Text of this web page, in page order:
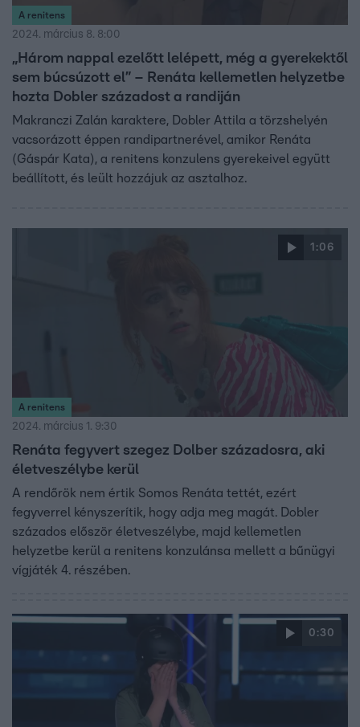
A renitens
2024. március 8. 8:00
„Három nappal ezelőtt lelépett, még a gyerekektől
sem búcsúzott el” – Renáta kellemetlen helyzetbe
hozta Dobler századost a randiján
Makranczi Zalán karaktere, Dobler Attila a törzshelyén
vacsorázott éppen randipartnerével, amikor Renáta
(Gáspár Kata), a renitens konzulens gyerekeivel együtt
beállított, és leült hozzájuk az asztalhoz.
1:06
A renitens
2024. március 1. 9:30
Renáta fegyvert szegez Dolber századosra, aki
életveszélybe kerül
A rendőrök nem értik Somos Renáta tettét, ezért
fegyverrel kényszerítik, hogy adja meg magát. Dobler
százados először életveszélybe, majd kellemetlen
helyzetbe kerül a renitens konzulánsa mellett a bűnügyi
vígjáték 4. részében.
0:30